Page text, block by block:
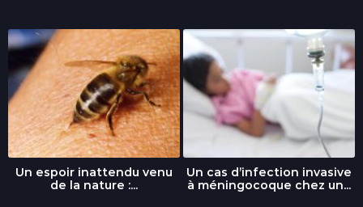
Un espoir inattendu venu
de la nature :...
Un cas d’infection invasive
à méningocoque chez un...